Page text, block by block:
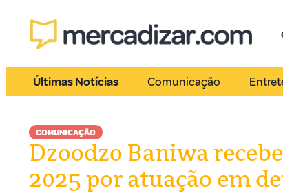
Últimas Notícias Comunicação
COMUNICAÇÃO
Dzoodzo Baniwa
2025 por atuação em